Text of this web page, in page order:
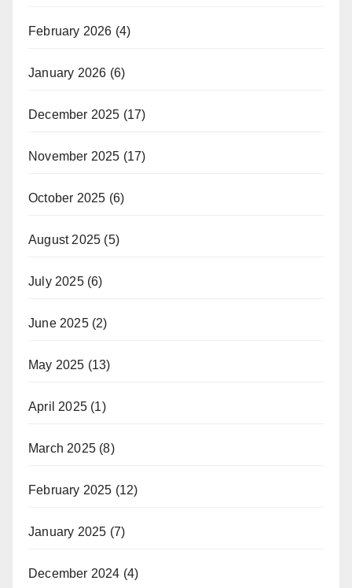
February 2026 (4)
January 2026 (6)
December 2025 (17)
November 2025 (17)
October 2025 (6)
August 2025 (5)
July 2025(6)
June 2025(2)
May 2025 (13)
April 2025 (1)
March 2025 (8)
February 2025 (12)
January 2025 (7)
December 2024 (4)